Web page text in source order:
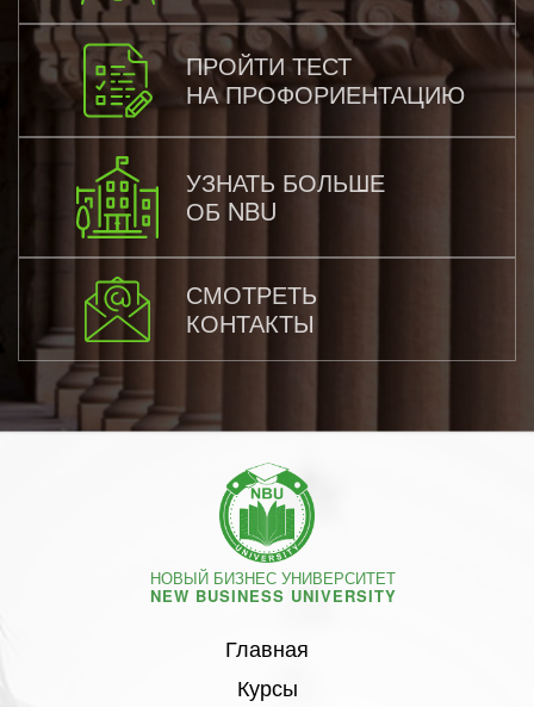
ПРОЙТИ ТЕСТ
НА ПРОФОРИЕНТАЦИЮ
УЗНАТЬ БОЛЬШЕ
ОБ NBU
СМОТРЕТЬ
КОНТАКТЫ
НОВЫЙ БИЗНЕС УНИВЕРСИТЕТ
NEW BUSINESS UNIVERSITY
Главная
Курсы